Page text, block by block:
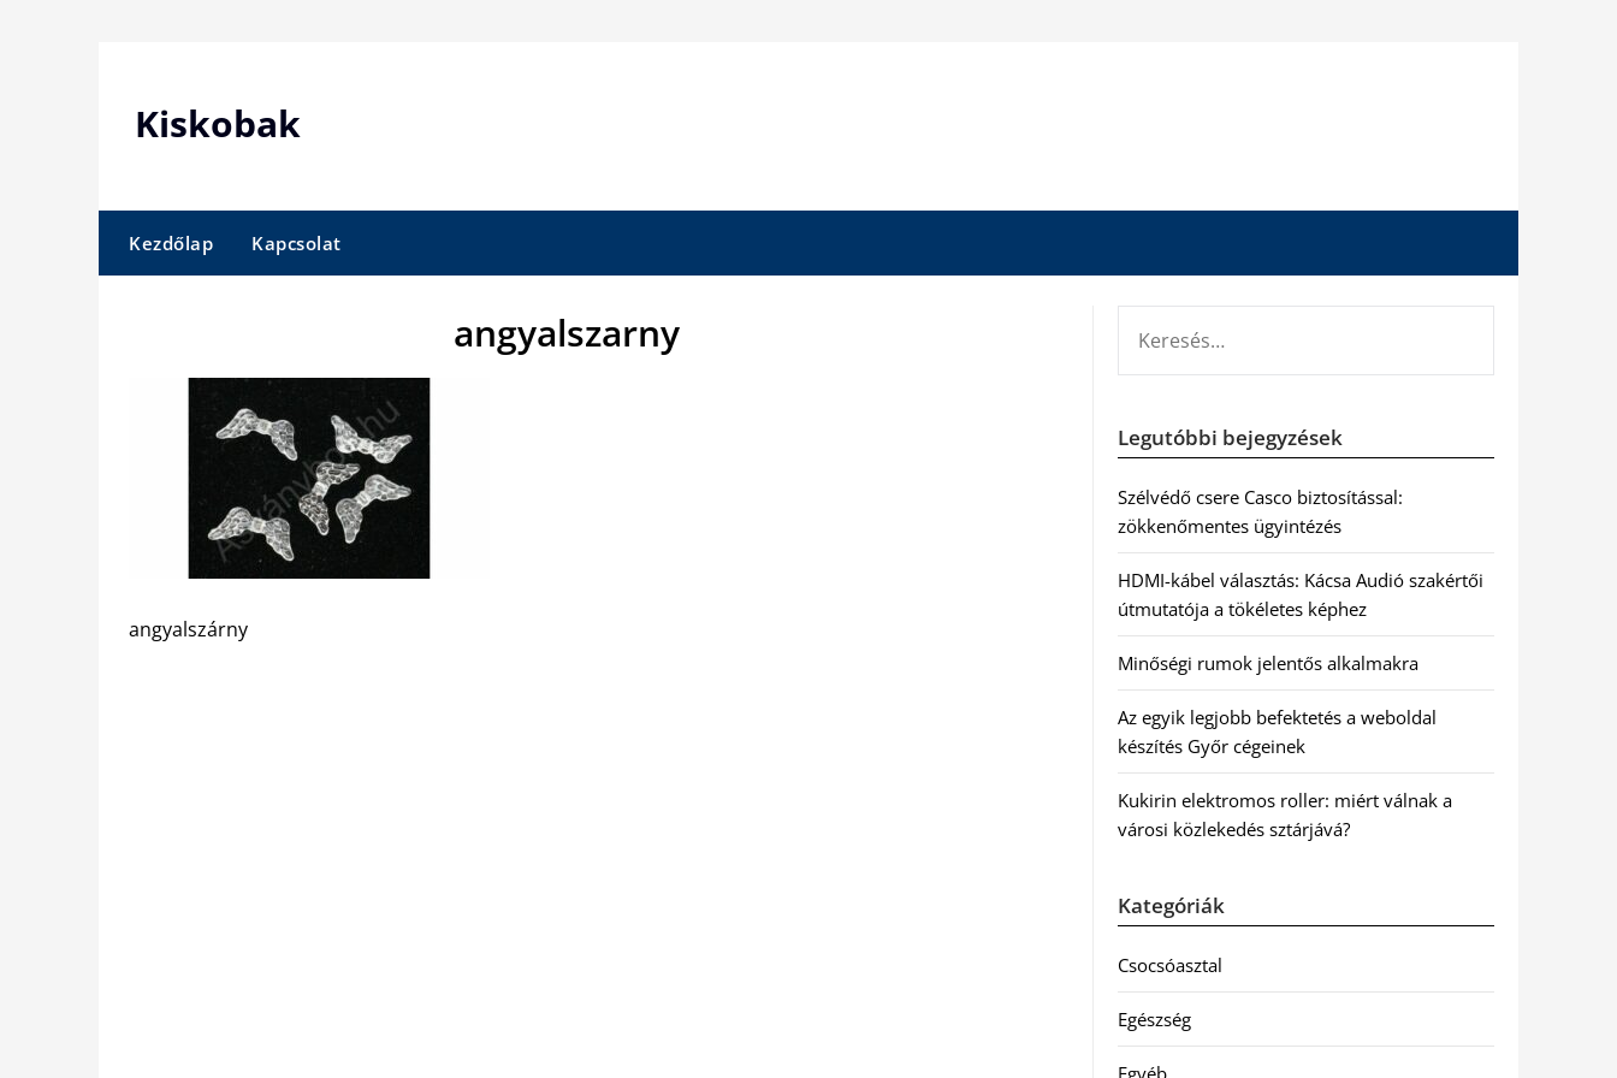
Kiskobak
Kezdőlap Kapcsolat
angyalszarny
angyalszárny
Legutóbbi bejegyzések
Szélvédő csere Casco biztosítással:
zökkenőmentes ügyintézés
HDMI-kábel választás: Kácsa Audió szakértői
útmutatója a tökéletes képhez
Minőségi rumok jelentős alkalmakra
Az egyik legjobb befektetés a weboldal
készítés Győr cégeinek
Kukirin elektromos roller: miért válnak a
városi közlekedés sztárjává?
Kategóriák
Csocsóasztal
Egészség
Egyéb